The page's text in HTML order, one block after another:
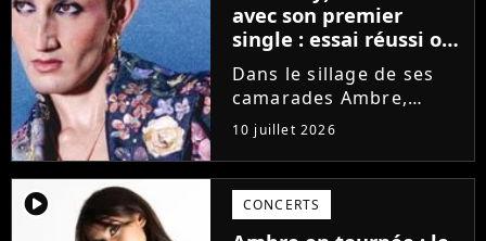
avec son premier
single : essai réussi ou
manqué ? Voici notre
avis !
Dans le sillage de ses
camarades Ambre,
Bastiaan ou Melissa,
Victor Aupecle lance
son projet musical ce
vendredi 10 juillet avec
la parution du single Je
10 juillet 2026
player2 CONCERTS